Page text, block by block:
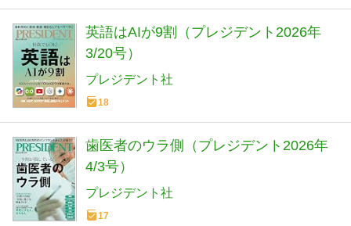
英語はAIが9割（プレジデント2026年
3/20号）
プレジデント社
18
歯医者のウラ側（プレジデント2026年
4/3号）
プレジデント社
17